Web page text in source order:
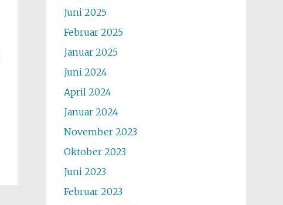
Juni 2025
Februar 2025
Januar 2025
Juni 2024
April 2024
Januar 2024
November 2023
Oktober 2023
Juni 2023
Februar 2023